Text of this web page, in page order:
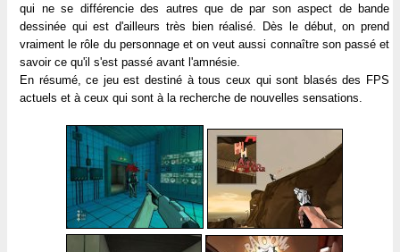
qui ne se différencie des autres que de par son aspect de bande
dessinée qui est d'ailleurs très bien réalisé. Dès le début, on prend
vraiment le rôle du personnage et on veut aussi connaître son passé et
savoir ce qu'il s'est passé avant l'amnésie.
En résumé, ce jeu est destiné à tous ceux qui sont blasés des FPS
actuels et à ceux qui sont à la recherche de nouvelles sensations.